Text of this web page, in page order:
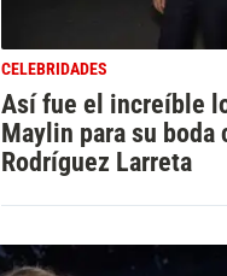
CELEBRIDADES
Así fue el increíble
Maylin para su boda
Rodríguez Larreta